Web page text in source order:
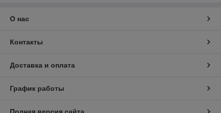
О нас
Контакты
Доставка и оплата
График работы
Полная версия сайта